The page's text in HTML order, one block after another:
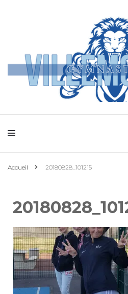
Accueil 20180828_101215